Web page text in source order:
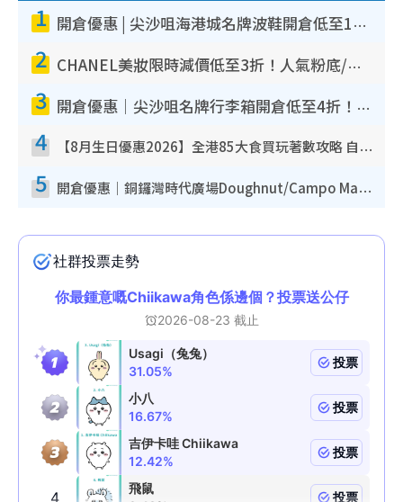
1 開倉優惠 | 尖沙咀海港城名牌波鞋開倉低至1折！On鞋$899起／Joy&Peace鞋履$98起
2 CHANEL美妝限時減價低至3折！人氣粉底/唇膏/精華液低至$275！COCO香水都有平
3 開倉優惠｜尖沙咀名牌行李箱開倉低至4折！一連5日 American Tourister/ace./Hallmark $200起！
4 【8月生日優惠2026】全港85大食買玩著數攻略 自助餐/火鍋放題同行免費＋誠品/DONKI送現金券
5 開倉優惠｜銅鑼灣時代廣場Doughnut/Campo Marzio開倉低至1折！背囊、書包、手袋劈價$200起